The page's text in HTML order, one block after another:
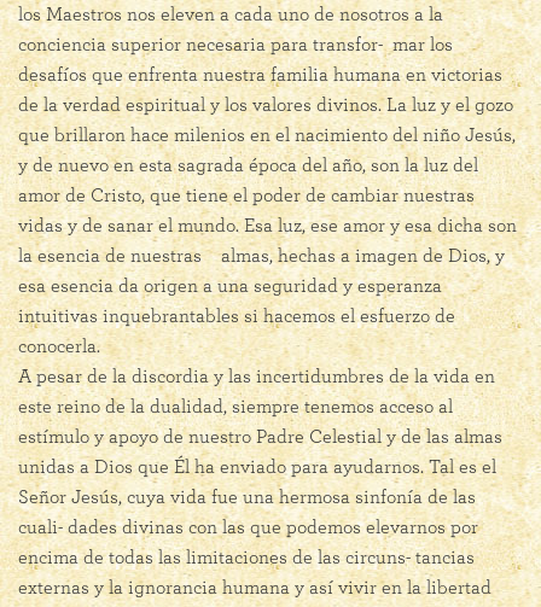
los Maestros nos eleven a cada uno de nosotros a la
conciencia superior necesaria para transfor- mar los
desafíos que enfrenta nuestra familia humana en victorias
de la verdad espiritual y los valores divinos. La luz y el gozo
que brillaron hace milenios en el nacimiento del niño Jesús,
y de nuevo en esta sagrada época del año, son la luz del
amor de Cristo, que tiene el poder de cambiar nuestras
vidas y de sanar el mundo. Esa luz, ese amor y esa dicha son
la esencia de nuestras almas, hechas a imagen de Dios, y
esa esencia da origen a una seguridad y esperanza
intuitivas inquebrantables si hacemos el esfuerzo de
conocerla.
A pesar de la discordia y las incertidumbres de la vida en
este reino de la dualidad, siempre tenemos acceso al
estímulo y apoyo de nuestro Padre Celestial y de las almas
unidas a Dios que Él ha enviado para ayudarnos. Tal es el
Señor Jesús, cuya vida fue una hermosa sinfonía de las
cuali- dades divinas con las que podemos elevarnos por
encima de todas las limitaciones de las circuns- tancias
externas y la ignorancia humana y así vivir en la libertad